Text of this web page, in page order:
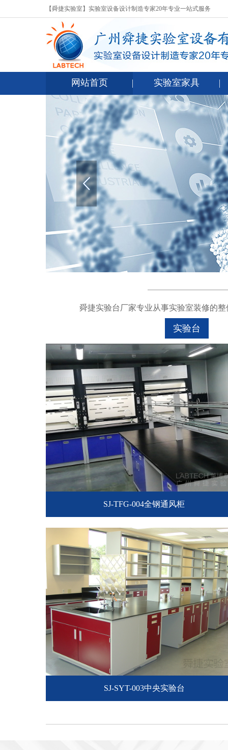
【舜捷实验室】实验室设备设计制造专家20年专业一站式服务
网站首页 实验室家具
舜捷实验台厂家专业从事实验室装修的
实验台
SJ-TFG-004全钢通风柜
SJ-SYT-003中央实验台